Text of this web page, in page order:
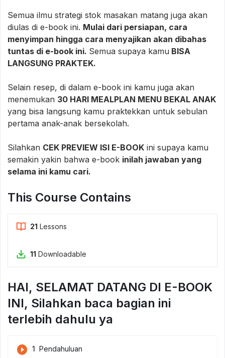
Semua ilmu strategi stok masakan matang juga akan
diulas di e-book ini. Mulai dari persiapan, cara
menyimpan hingga cara menyajikan akan dibahas
tuntas di e-book ini. Semua supaya kamu BISA
LANGSUNG PRAKTEK.
Selain resep, di dalam e-book ini kamu juga akan
menemukan 30 HARI MEALPLAN MENU BEKAL ANAK
yang bisa langsung kamu praktekkan untuk sebulan
pertama anak-anak bersekolah.
Silahkan CEK PREVIEW ISI E-BOOK ini supaya kamu
semakin yakin bahwa e-book inilah jawaban yang
selama ini kamu cari.
This Course Contains
21 Lessons
11 Downloadable
HAI, SELAMAT DATANG DI E-BOOK
INI, Silahkan baca bagian ini
terlebih dahulu ya
1 Pendahuluan